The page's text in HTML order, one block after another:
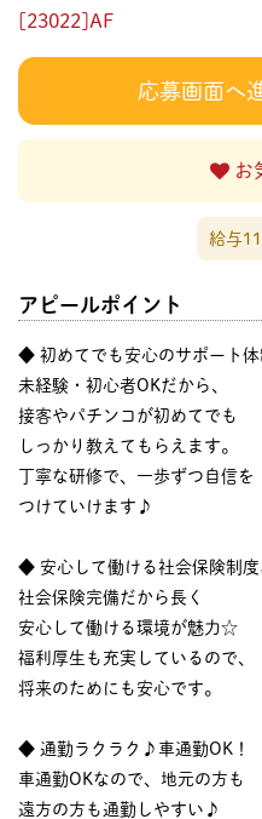
[23022]AF
応募画面へ
お
給与
アピールポイント
◆ 初めてでも安心のサポート
未経験・初心者OKだから、
接客やパチンコが初めてでも
しっかり教えてもらえます。
丁寧な研修で、一歩ずつ自信を
つけていけます♪
◆ 安心して働ける社会保険制度
社会保険完備だから長く
安心して働ける環境が魅力☆
福利厚生も充実しているので、
将来のためにも安心です。
◆ 通勤ラクラク♪車通勤OK！
車通勤OKなので、地元の方も
遠方の方も通勤しやすい♪